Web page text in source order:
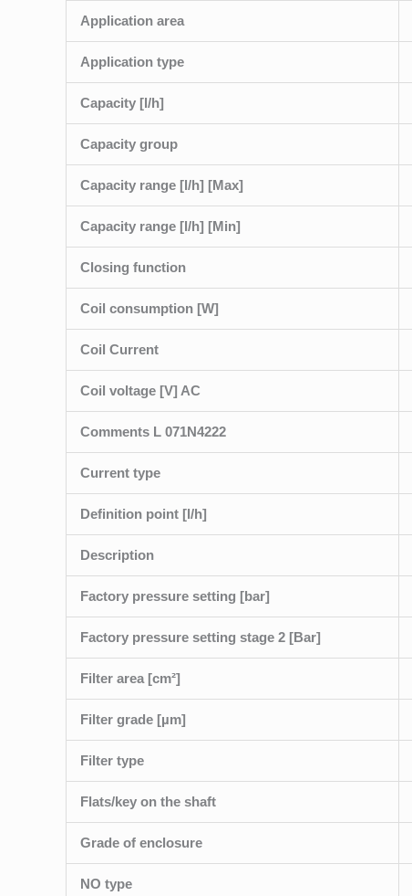
Application area
Application type
Capacity [l/h]
Capacity group
Capacity range [l/h] [Max]
Capacity range [l/h] [Min]
Closing function
Coil consumption [W]
Coil Current
Coil voltage [V] AC
Comments L 071N4222
Current type
Definition point [l/h]
Description
Factory pressure setting [bar]
Factory pressure setting stage 2 [Bar]
Filter area [cm²]
Filter grade [µm]
Filter type
Flats/key on the shaft
Grade of enclosure
NO type